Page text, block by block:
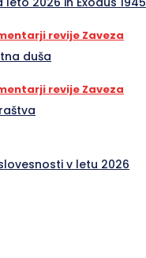
revije Zaveza
duša
revije Zaveza
v letu 2026